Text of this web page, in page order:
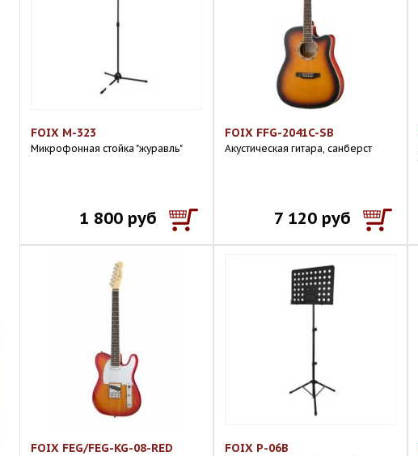
FOIX M-323
Микрофонная стойка "журавль"
1 800 руб
FOIX FFG-2041C-SB
Акустическая гитара, санберст
7 120 руб
FOIX FEG/FEG-KG-08-RED FOIX P-06B